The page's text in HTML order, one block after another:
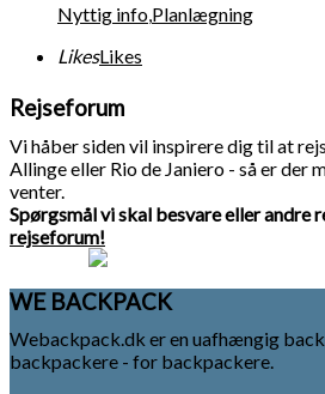
Nyttig info,Planlægning
LikesLikes
Rejseforum
Vi håber siden vil inspirere dig til at
Allinge eller Rio de Janiero - så er der
venter.
Spørgsmål vi skal besvare eller andre
rejseforum!
WE BACKPACK
Webackpack.dk er en uafhængig
backpackere - for backpackere.